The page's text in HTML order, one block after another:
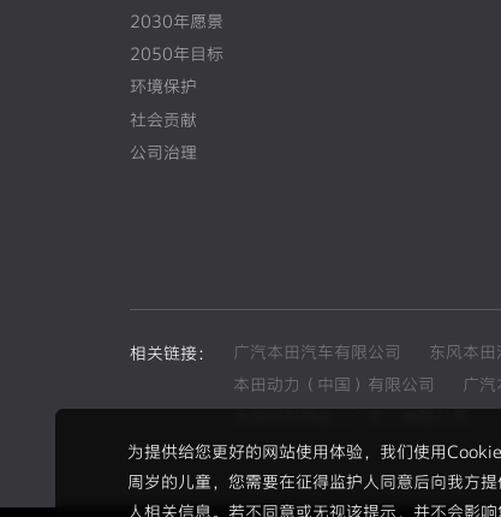
为提供给您更好的网站使用体验，我们使用
周岁的儿童，您需要在征得监护人同意后向我方
人相关信息。若不同意或无视该提示，并不会影响
2030年愿景
2050年目标
环境保护
社会贡献
公司治理
相关链接： 广汽本田汽车有限公司 东风本田
本田动力（中国）有限公司
广